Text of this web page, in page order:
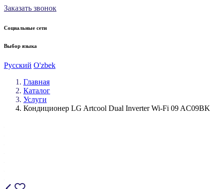
Заказать звонок
Социальные сети
Выбор языка
Русский O'zbek
Главная
Каталог
Услуги
Кондиционер LG Artcool Dual Inverter Wi-Fi 09 AC09BK